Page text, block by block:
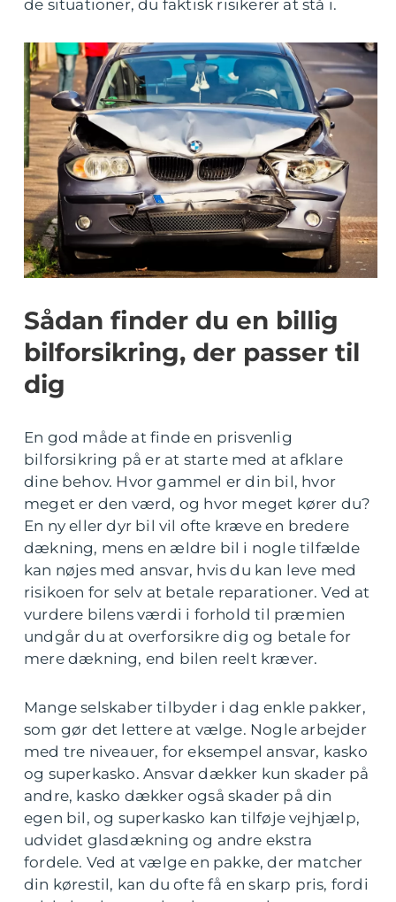
de situationer, du faktisk risikerer at stå i.
Sådan finder du en billig
bilforsikring, der passer til
dig
En god måde at finde en prisvenlig
bilforsikring på er at starte med at afklare
dine behov. Hvor gammel er din bil, hvor
meget er den værd, og hvor meget kører du?
En ny eller dyr bil vil ofte kræve en bredere
dækning, mens en ældre bil i nogle tilfælde
kan nøjes med ansvar, hvis du kan leve med
risikoen for selv at betale reparationer. Ved at
vurdere bilens værdi i forhold til præmien
undgår du at overforsikre dig og betale for
mere dækning, end bilen reelt kræver.
Mange selskaber tilbyder i dag enkle pakker,
som gør det lettere at vælge. Nogle arbejder
med tre niveauer, for eksempel ansvar, kasko
og superkasko. Ansvar dækker kun skader på
andre, kasko dækker også skader på din
egen bil, og superkasko kan tilføje vejhjælp,
udvidet glasdækning og andre ekstra
fordele. Ved at vælge en pakke, der matcher
din kørestil, kan du ofte få en skarp pris, fordi